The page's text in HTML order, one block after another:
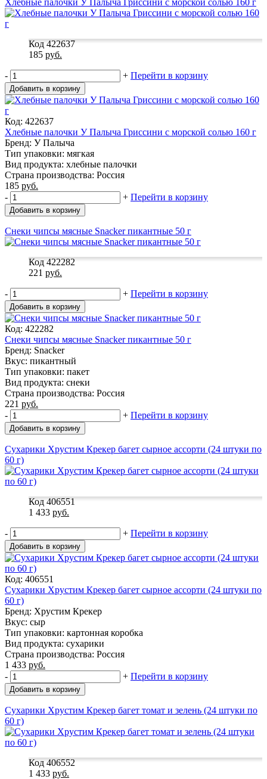
Код 422637
185 руб.
- + Перейти в корзину
Добавить в корзину
Код: 422637
Хлебные палочки У Палыча Гриссини с морской солью 160 г
Бренд: У Палыча
Тип упаковки: мягкая
Вид продукта: хлебные палочки
Страна производства: Россия
185 руб.
-
+ Перейти в корзину
Добавить в корзину
Снеки чипсы мясные Snacker пикантные 50 г
Код 422282
221 руб.
- + Перейти в корзину
Добавить в корзину
Код: 422282
Снеки чипсы мясные Snacker пикантные 50 г
Бренд: Snacker
Вкус: пикантный
Тип упаковки: пакет
Вид продукта: снеки
Страна производства: Россия
221 руб.
-
+ Перейти в корзину
Добавить в корзину
Сухарики Хрустим Крекер багет сырное ассорти (24 штуки по
60 г)
Код 406551
1 433 руб.
- + Перейти в корзину
Добавить в корзину
Код: 406551
Сухарики Хрустим Крекер багет сырное ассорти (24 штуки по
60 г)
Бренд: Хрустим Крекер
Вкус: сыр
Тип упаковки: картонная коробка
Вид продукта: сухарики
Страна производства: Россия
1 433 руб.
-
+ Перейти в корзину
Добавить в корзину
Сухарики Хрустим Крекер багет томат и зелень (24 штуки по
60 г)
Код 406552
1 433 руб.